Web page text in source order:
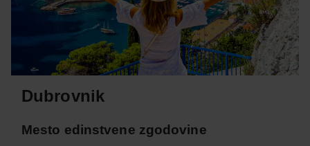
Dubrovnik
Mesto edinstvene zgodovine